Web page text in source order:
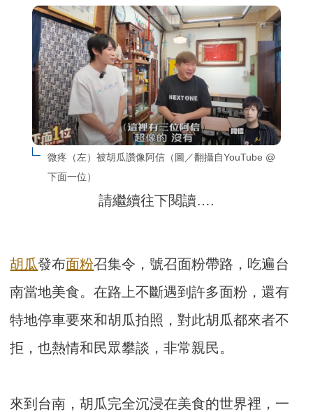
微疼（左）被胡瓜讚像阿信（圖／翻攝自YouTube @
下面一位）
請繼續往下閱讀….
胡瓜發布面粉召集令，號召面粉帶路，吃遍台
南當地美食。在路上不斷遇到許多面粉，還有
特地停車要來和胡瓜拍照，對此胡瓜都來者不
拒，也熱情和民眾攀談，非常親民。
來到台南，胡瓜完全沉浸在美食的世界裡，一